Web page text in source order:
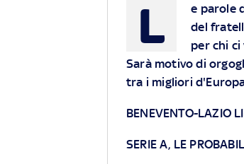
L
e parole
del
per chi
Sarà motivo di
tra i migliori
BENEVENTO-LAZIO
SERIE A, LE